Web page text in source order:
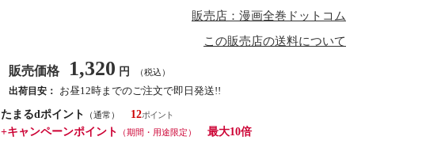
販売店：漫画全巻ドットコム
この販売店の送料について
販売価格 1,320 円 （税込）
出荷目安：
お昼12時までのご注文で即日発送!!
たまるdポイント
（通常）
12
+キャンペーンポイント
（期間・用途限定）
最大10倍